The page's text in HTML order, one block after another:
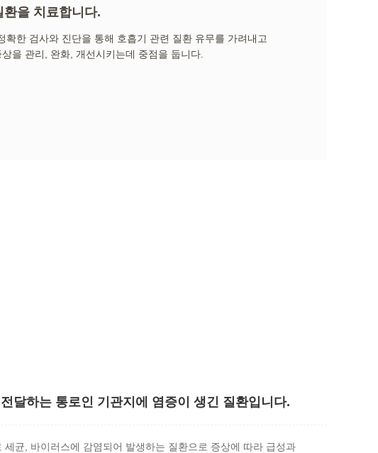
환을 치료합니다.
확한 검사와 진단을 통해 호흡기 관련 질환 유무를 가려내고
을 관리, 완화, 개선시키는데 중점을 둡니다.
달하는 통로인 기관지에 염증이 생긴 질환입니다.
세균, 바이러스에 감염되어 발생하는 질환으로 증상에 따라 급성과